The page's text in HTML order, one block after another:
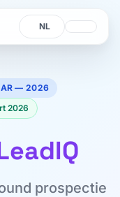
Taal
Taal
— 2026
2026
prospectie